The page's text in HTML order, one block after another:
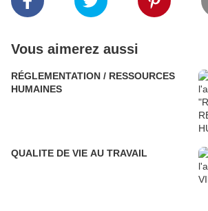
Vous aimerez aussi
RÉGLEMENTATION / RESSOURCES
HUMAINES
QUALITE DE VIE AU TRAVAIL